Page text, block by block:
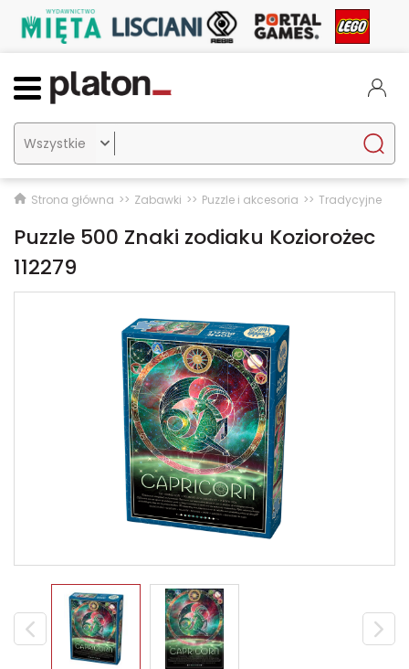

Strona główna Zabawki Puzzle i akcesoria Tradycyjne
Puzzle 500 Znaki zodiaku Koziorożec
112279